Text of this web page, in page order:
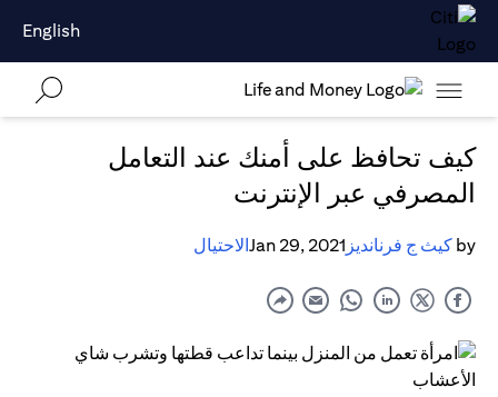
English
كيف تحافظ على أمنك عند التعامل
المصرفي عبر الإنترنت
by كيث ج فرنانديز Jan 29, 2021الاحتيال